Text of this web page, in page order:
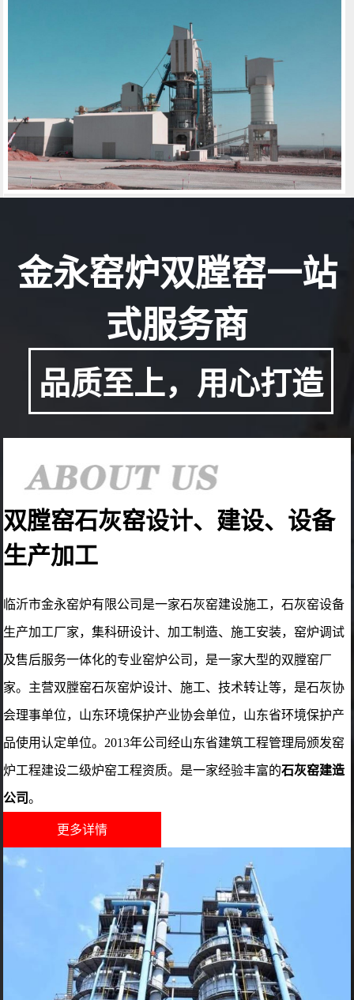
金永窑炉双膛窑一站
式服务商
品质至上，用心打造
双膛窑石灰窑设计、建设、设备
生产加工
临沂市金永窑炉有限公司是一家石灰窑建设施工，石灰窑设备
生产加工厂家，集科研设计、加工制造、施工安装，窑炉调试
及售后服务一体化的专业窑炉公司，是一家大型的双膛窑厂
家。主营双膛窑石灰窑炉设计、施工、技术转让等，是石灰协
会理事单位，山东环境保护产业协会单位，山东省环境保护产
品使用认定单位。2013年公司经山东省建筑工程管理局颁发窑
炉工程建设二级炉窑工程资质。是一家经验丰富的石灰窑建造
公司。
更多详情